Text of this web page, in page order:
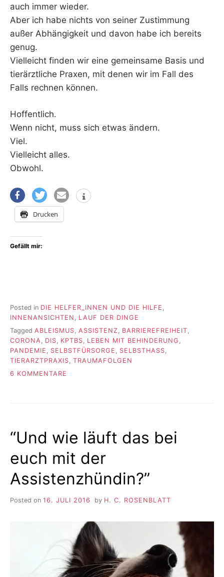
auch immer wieder.
Aber ich habe nichts von seiner Zustimmung
außer Abhängigkeit und davon habe ich bereits
genug.
Vielleicht finden wir eine gemeinsame Basis und
tierärztliche Praxen, mit denen wir im Fall des
Falls rechnen können.
Hoffentlich.
Wenn nicht, muss sich etwas ändern.
Viel.
Vielleicht alles.
Obwohl.
Drucken
Gefällt mir:
Posted in DIE HELFER_INNEN UND DIE HILFE
INNENANSICHTEN
LAUF DER DINGE
Tagged ABLEISMUS, ASSISTENZ, BARRIEREFREIHEIT,
CORONA, DIS, KPTBS, LEBEN MIT BEHINDERUNG ,
PANDEMIE , SELBSTFÜRSORGE , SELBSTHASS,
TIERARZTPRAXIS, TRAUMAFOLGEN
6 KOMMENTARE
“Und wie läuft das bei
euch mit der
Assistenzhündin?”
Posted on 16. JULI 2016 by H. C. ROSENBLATT